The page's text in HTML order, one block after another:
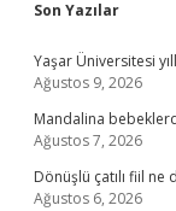
Sidebar
Son Yazılar
Yaşar Üniversitesi
Ağustos 9, 2026
Mandalina
Ağustos 7, 2026
Dönüşlü çatılı fiil ne
Ağustos 6, 2026